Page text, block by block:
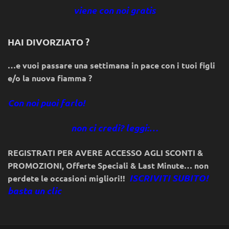
viene con noi gratis
HAI DIVORZIATO ?
…e vuoi passare una settimana in pace con i tuoi figli
e/o la nuova fiamma ?
Con noi puoi farlo!
non ci credi? leggi:…
REGISTRATI PER AVERE ACCESSO AGLI SCONTI &
PROMOZIONI,Offerte Speciali & Last Minute… non
perdete le occasioni migliori!! ISCRIVITI SUBITO!
basta un clic